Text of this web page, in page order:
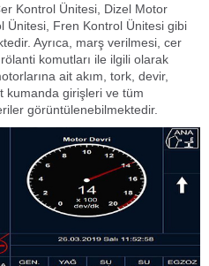
Kontrol Ünitesi, Dizel Motor
Ünitesi, Fren Kontrol Ünitesi gibi
Ayrıca, marş verilmesi, cer
komutları ile ilgili olarak
ait akım, tork, devir,
kumanda girişleri ve tüm
görüntülenebilmektedir.